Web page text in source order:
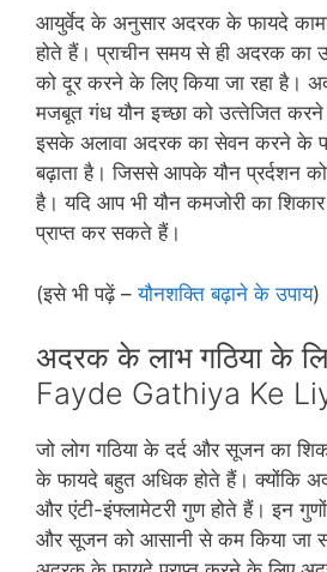
आयुर्वेद के अनुसार अदरक के फायदे
होते हैं। प्राचीन समय से ही अदरक का
को दूर करने के लिए किया जा रहा है।
मजबूत गंध यौन इच्‍छा को उत्‍तेजित करने
इसके अलावा अदरक का सेवन करने के
बढ़ाता है। जिससे आपके यौन प्रर्दशन
है। यदि आप भी यौन कमजोरी का
प्राप्‍त कर सकते हैं।
(इसे भी पढ़ें –यौनशक्ति बढ़ाने के उपाय)
अदरक के लाभ गठिया के
Fayde Gathiya Ke
जो लोग गठिया के दर्द और सूजन का
के फायदे बहुत अधिक होते हैं। क्‍योंकि
और एंटी-इंफ्लामेटरी गुण होते हैं। इन
और सूजन को आसानी से कम किया जा